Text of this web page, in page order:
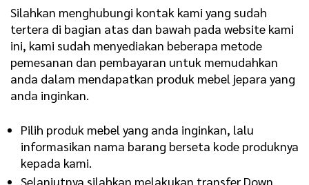
Silahkan menghubungi kontak kami yang sudah
tertera di bagian atas dan bawah pada website kami
ini, kami sudah menyediakan beberapa metode
pemesanan dan pembayaran untuk memudahkan
anda dalam mendapatkan produk mebel jepara yang
anda inginkan.
Pilih produk mebel yang anda inginkan, lalu
informasikan nama barang berseta kode produknya
kepada kami.
Selanjutnya silahkan melakukan transfer Down